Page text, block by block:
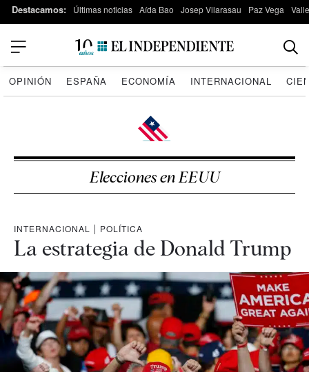
Destacamos: Últimas noticias Aída Bao Josep Vilarasau Paz Vega
OPINIÓN ESPAÑA ECONOMÍA INTERNACIONAL
Elecciones en EEUU
INTERNACIONAL | POLÍTICA
La estrategia de Donald Trump